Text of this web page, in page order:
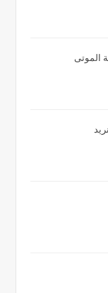
الموتى